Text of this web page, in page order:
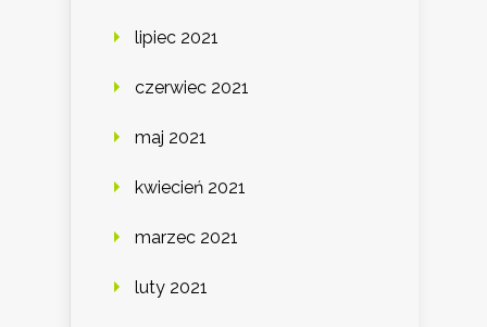
lipiec 2021
czerwiec 2021
maj 2021
kwiecień 2021
marzec 2021
luty 2021